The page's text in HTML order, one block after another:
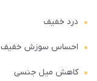
درد خفیف
احساس سوزش خفیف
کاهش میل جنسی